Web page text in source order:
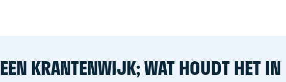
EEN KRANTENWIJK; WAT HOUDT HET IN